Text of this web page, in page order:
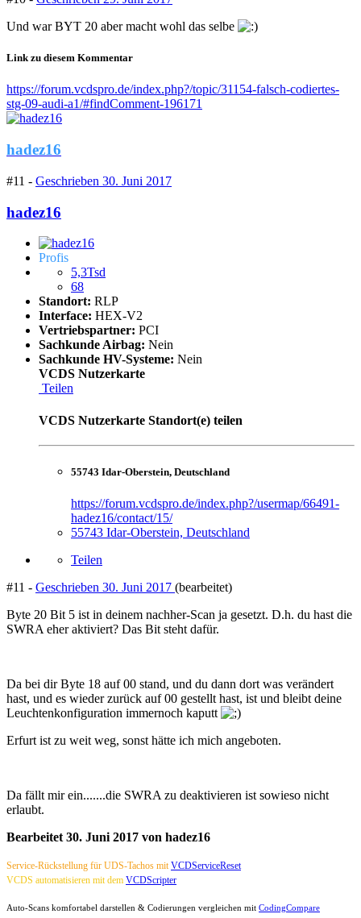
Und war BYT 20 aber macht wohl das selbe
Link zu diesem Kommentar
https://forum.vcdspro.de/index.php?/topic/31154-falsch-codiertes-
stg-09-audi-a1/#findComment-196171
hadez16
#11 - Geschrieben 30. Juni 2017
hadez16
Profis
5,3Tsd
68
Standort: RLP
Interface: HEX-V2
Vertriebspartner: PCI
Sachkunde Airbag: Nein
Sachkunde HV-Systeme: Nein
VCDS Nutzerkarte
Teilen
VCDS Nutzerkarte Standort(e) teilen
55743 Idar-Oberstein, Deutschland
https://forum.vcdspro.de/index.php?/usermap/66491-
hadez16/contact/15/
55743 Idar-Oberstein, Deutschland
Teilen
#11 - Geschrieben 30. Juni 2017 (bearbeitet)
Byte 20 Bit 5 ist in deinem nachher-Scan ja gesetzt. D.h. du hast die
SWRA eher aktiviert? Das Bit steht dafür.
Da bei dir Byte 18 auf 00 stand, und du dann dort was verändert
hast, und es wieder zurück auf 00 gestellt hast, ist und bleibt deine
Leuchtenkonfiguration immernoch kaputt
Erfurt ist zu weit weg, sonst hätte ich mich angeboten.
Da fällt mir ein.......die SWRA zu deaktivieren ist sowieso nicht
erlaubt.
Bearbeitet 30. Juni 2017 von hadez16
Service-Rückstellung für UDS-Tachos mitVCDServiceReset
VCDS automatisieren mit dem VCDScripter
Auto-Scans komfortabel darstellen & Codierungen vergleichen mit CodingCompare